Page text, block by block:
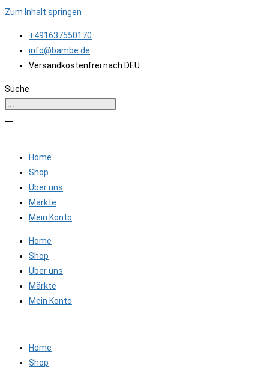
Zum Inhalt springen
+491637550170
info@bambe.de
Versandkostenfrei nach DEU
Suche
Home
Shop
Über uns
Märkte
Mein Konto
Home
Shop
Über uns
Märkte
Mein Konto
Home
Shop